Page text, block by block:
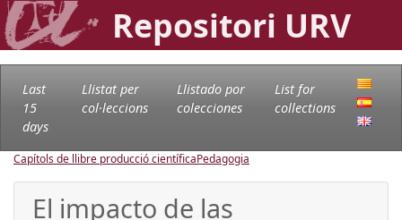
Repositori URV
Last
15
days
Llistat per
col·leccions
Llistado por
colecciones
List for
collections
Capítols de llibre producció científicaPedagogia
El impacto de las